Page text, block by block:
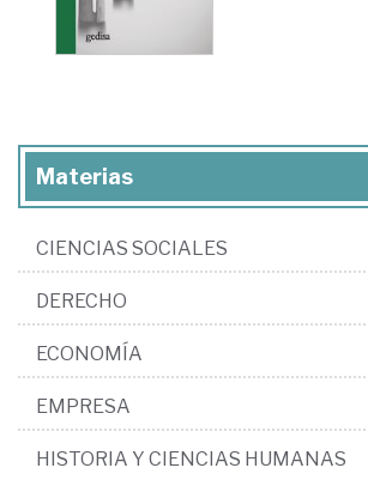
Materias
CIENCIAS SOCIALES
DERECHO
ECONOMÍA
EMPRESA
HISTORIA Y CIENCIAS HUMANAS